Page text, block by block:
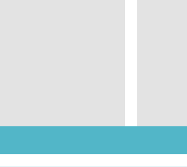
domicile, c'est facile !
Don
pour